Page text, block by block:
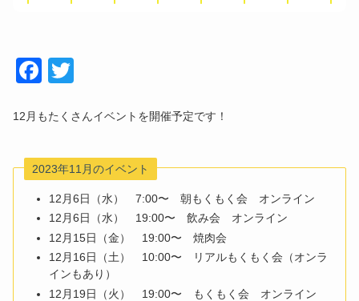
Face
12月もたくさんイベントを開催予定です！
2023年11月のイベント
12月6日（水） 7:00〜 朝もくもく会 オンライン
12月6日（水） 19:00〜 飲み会 オンライン
12月15日（金） 19:00〜 焼肉会
12月16日（土） 10:00〜 リアルもくもく会（オンラ
インもあり）
12月19日（火） 19:00〜 もくもく会 オンライン